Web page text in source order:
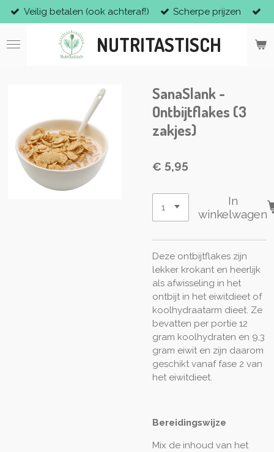
Ga
direct
naar
NUTRITASTISCH
Veilig betalen (ook achteraf!) Scherpe prijzen
SanaSlank -
Ontbijtflakes (3
zakjes)
€ 5,95
In
winkelwagen
Deze ontbijtflakes zijn
lekker krokant en heerlijk
als afwisseling in het
ontbijt in het eiwitdieet of
koolhydraatarm dieet. Ze
bevatten per portie 12
gram koolhydraten en 9,3
gram eiwit en zijn daarom
geschikt vanaf fase 2 van
het eiwitdieet.
Bereidingswijze
Mix de inhoud van het